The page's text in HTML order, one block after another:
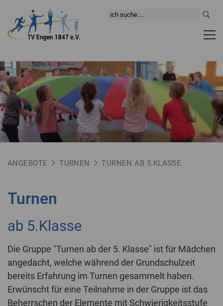
ANGEBOTE TURNEN TURNEN AB 5.KLASSE
Turnen
ab 5.Klasse
Die Gruppe "Turnen ab der 5. Klasse" ist für Mädchen
angedacht, welche während der Grundschulzeit
bereits Erfahrung im Turnen gesammelt haben.
Erwünscht für eine Teilnahme in der Gruppe ist das
Beherrschen der Elemente mit Schwierigkeitsstufe